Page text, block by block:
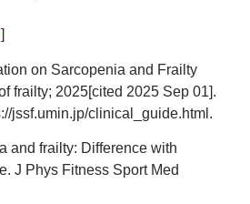
]
on Sarcopenia and Frailty
frailty; 2025[cited 2025 Sep 01].
jssf.umin.jp/clinical_guide.html.
and frailty: Difference with
J Phys Fitness Sport Med